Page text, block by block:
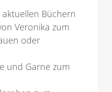
Büchern
Veronika zum
oder
und Garne zum